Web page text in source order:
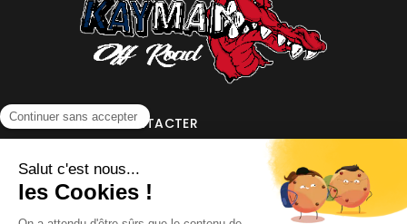
NOUS CONTACTER
INFORMATIONS